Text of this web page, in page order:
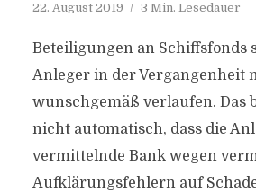
22. August 2019 3 Min. Lesedauer
Beteiligungen an Schiffsfonds
Anleger in der Vergangenheit
wunschgemäß verlaufen. Das
nicht automatisch, dass die
vermittelnde Bank wegen
Aufklärungsfehlern auf